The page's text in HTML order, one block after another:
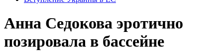
Анна Седокова эротично
позировала в бассейне